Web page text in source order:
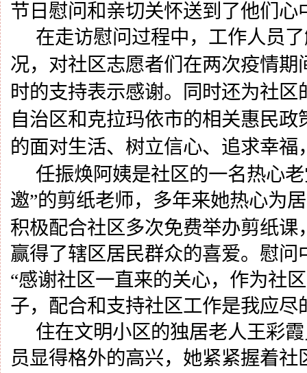
节日慰问和亲切关怀送到了他们心
在走访慰问过程中，工作人员
况，对社区志愿者们在两次疫情期
时的支持表示感谢。同时还为社区
自治区和克拉玛依市的相关惠民政
的面对生活、树立信心、追求幸福
任振焕阿姨是社区的一名热心
邀”的剪纸老师， 多年来她热心为
积极配合社区多次免费举办剪纸课
赢得了辖区居民群众的喜爱。慰问
“感谢社区一直来的关心，作为社
子，配合和支持社区工作是我应尽
住在文明小区的独居老人王彩
员显得格外的高兴，她紧紧握着社